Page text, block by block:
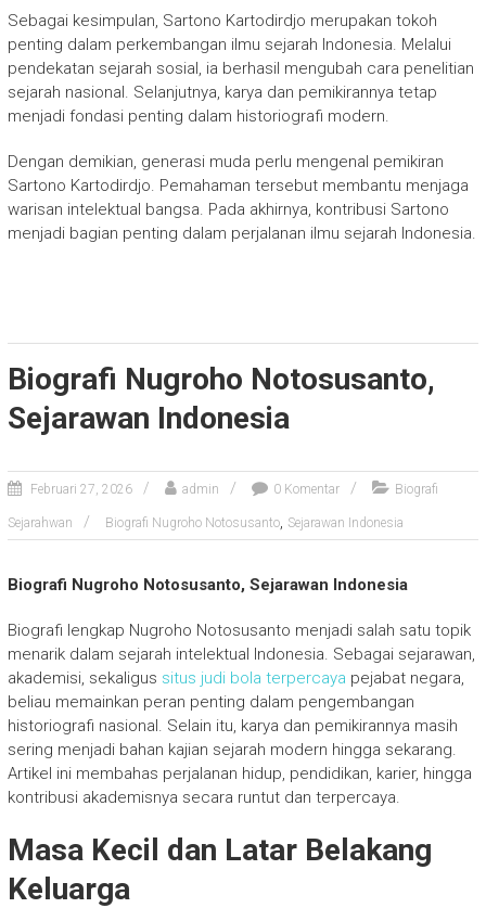
Sebagai kesimpulan, Sartono Kartodirdjo merupakan tokoh
penting dalam perkembangan ilmu sejarah Indonesia. Melalui
pendekatan sejarah sosial, ia berhasil mengubah cara penelitian
sejarah nasional. Selanjutnya, karya dan pemikirannya tetap
menjadi fondasi penting dalam historiografi modern.
Dengan demikian, generasi muda perlu mengenal pemikiran
Sartono Kartodirdjo. Pemahaman tersebut membantu menjaga
warisan intelektual bangsa. Pada akhirnya, kontribusi Sartono
menjadi bagian penting dalam perjalanan ilmu sejarah Indonesia.
Biografi Nugroho Notosusanto,
Sejarawan Indonesia
Februari 27, 2026 admin 0 Komentar Biografi
Sejarahwan Biografi Nugroho Notosusanto, Sejarawan Indonesia
Biografi Nugroho Notosusanto, Sejarawan Indonesia
Biografi lengkap Nugroho Notosusanto menjadi salah satu topik
menarik dalam sejarah intelektual Indonesia. Sebagai sejarawan,
akademisi, sekaligus situs judi bola terpercaya pejabat negara,
beliau memainkan peran penting dalam pengembangan
historiografi nasional. Selain itu, karya dan pemikirannya masih
sering menjadi bahan kajian sejarah modern hingga sekarang.
Artikel ini membahas perjalanan hidup, pendidikan, karier, hingga
kontribusi akademisnya secara runtut dan terpercaya.
Masa Kecil dan Latar Belakang
Keluarga